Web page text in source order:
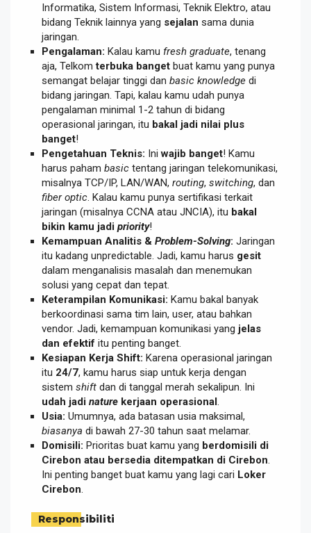
Informatika, Sistem Informasi, Teknik Elektro, atau
bidang Teknik lainnya yang sejalan sama dunia
jaringan.
Pengalaman: Kalau kamu fresh graduate, tenang
aja, Telkomterbuka banget buat kamu yang punya
semangat belajar tinggi dan basic knowledge di
bidang jaringan. Tapi, kalau kamu udah punya
pengalaman minimal 1-2 tahun di bidang
operasional jaringan, itu bakal jadi nilai plus
banget!
Pengetahuan Teknis: Iniwajib banget! Kamu
harus paham basic tentang jaringan telekomunikasi,
misalnya TCP/IP, LAN/WAN, routing, switching, dan
fiber optic . Kalau kamu punya sertifikasi terkait
jaringan (misalnya CCNA atau JNCIA), itu bakal
bikin kamu jadi priority!
Kemampuan Analitis & Problem-Solving: Jaringan
itu kadang unpredictable. Jadi, kamu harus gesit
dalam menganalisis masalah dan menemukan
solusi yang cepat dan tepat.
Keterampilan Komunikasi: Kamu bakal banyak
berkoordinasi sama tim lain, user, atau bahkan
vendor. Jadi, kemampuan komunikasi yang jelas
dan efektif itu penting banget.
Kesiapan Kerja Shift: Karena operasional jaringan
itu 24/7, kamu harus siap untuk kerja dengan
sistem shift dan di tanggal merah sekalipun. Ini
udah jadi nature kerjaan operasional
Usia: Umumnya, ada batasan usia maksimal,
biasanya di bawah 27-30 tahun saat melamar.
Domisili: Prioritas buat kamu yang berdomisili di
Cirebon atau bersedia ditempatkan di Cirebon
Ini penting banget buat kamu yang lagi cari Loker
Cirebon
Responsibiliti